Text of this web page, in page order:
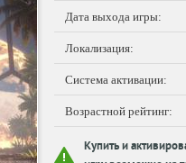
Дата выхода игры:
Локализация:
Система активации:
Возрастной рейтинг:
Купить и